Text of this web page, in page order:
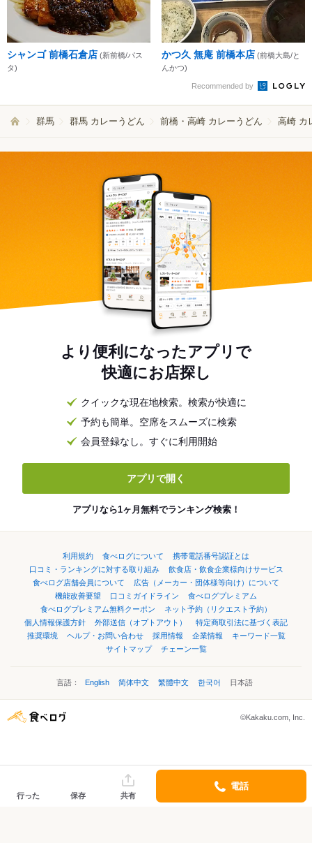
シャンゴ 前橋石倉店 (新前橋/パス
タ)
かつ久 無庵 前橋本店 (前橋大島/と
んかつ)
Recommended by
群馬 群馬 カレーうどん 前橋・高崎 カレーうどん 高崎 カ
より便利になったアプリで
快適にお店探し
クイックな現在地検索。検索が快適に
予約も簡単。空席をスムーズに検索
会員登録なし。すぐに利用開始
アプリで開く
アプリなら1ヶ月無料でランキング検索！
利用規約 食べログについて
携帯電話番号認証とは
口コミ・ランキングに対する取り組み
飲食店・飲食企業様向けサービス
食べログ店舗会員について
広告（メーカー・団体様等向け）について
機能改善要望
口コミガイドライン
食べログプレミアム
食べログプレミアム無料クーポン
ネット予約（リクエスト予約）
個人情報保護方針
外部送信（オプトアウト）
特定商取引法に基づく表記
推奨環境
ヘルプ・お問い合わせ 採用情報 企業情報
キーワード一覧
サイトマップ
チェーン一覧
言語： English 简体中文 繁體中文 한국어 日本語
©Kakaku.com, Inc.
行った 保存 共有
電話